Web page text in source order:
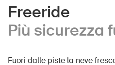
Casa e giardino
Edifici e impianti
Freeride
Più sicurezza
Fuori dalle piste la neve